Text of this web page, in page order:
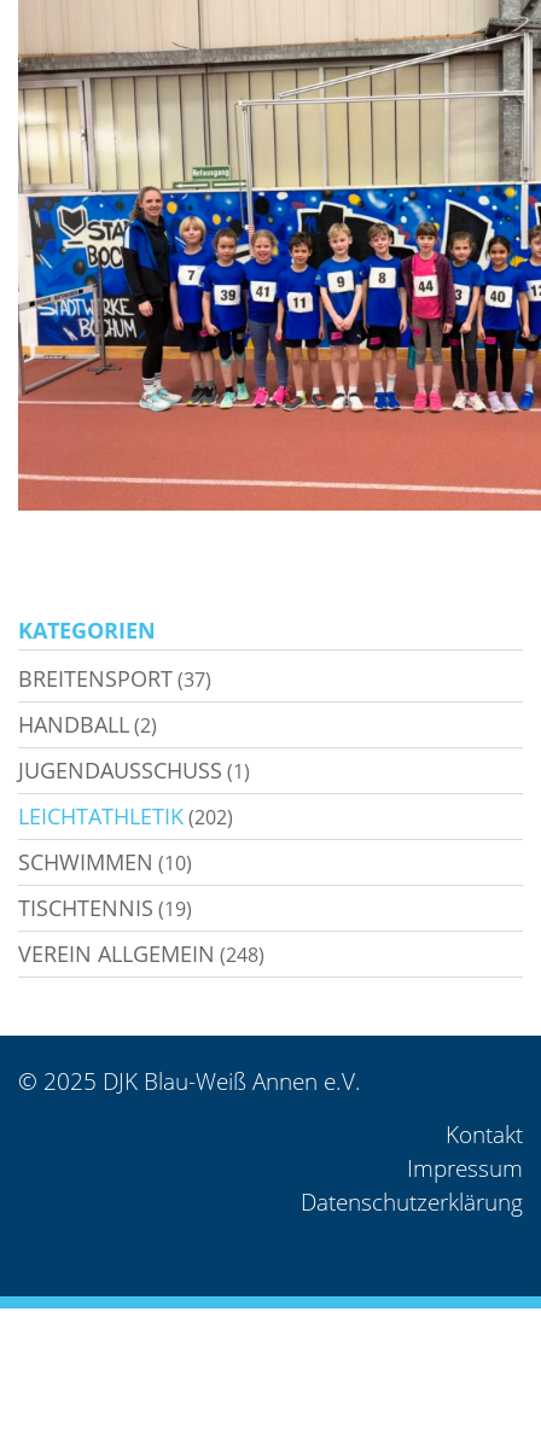
KATEGORIEN
BREITENSPORT(37)
HANDBALL(2)
JUGENDAUSSCHUSS (1)
LEICHTATHLETIK(202)
SCHWIMMEN (10)
TISCHTENNIS (19)
VEREIN ALLGEMEIN (248)
© 2025 DJK Blau-Weiß Annen e.V.
Kontakt
Impressum
Datenschutzerklärung